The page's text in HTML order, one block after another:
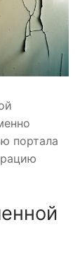
портала